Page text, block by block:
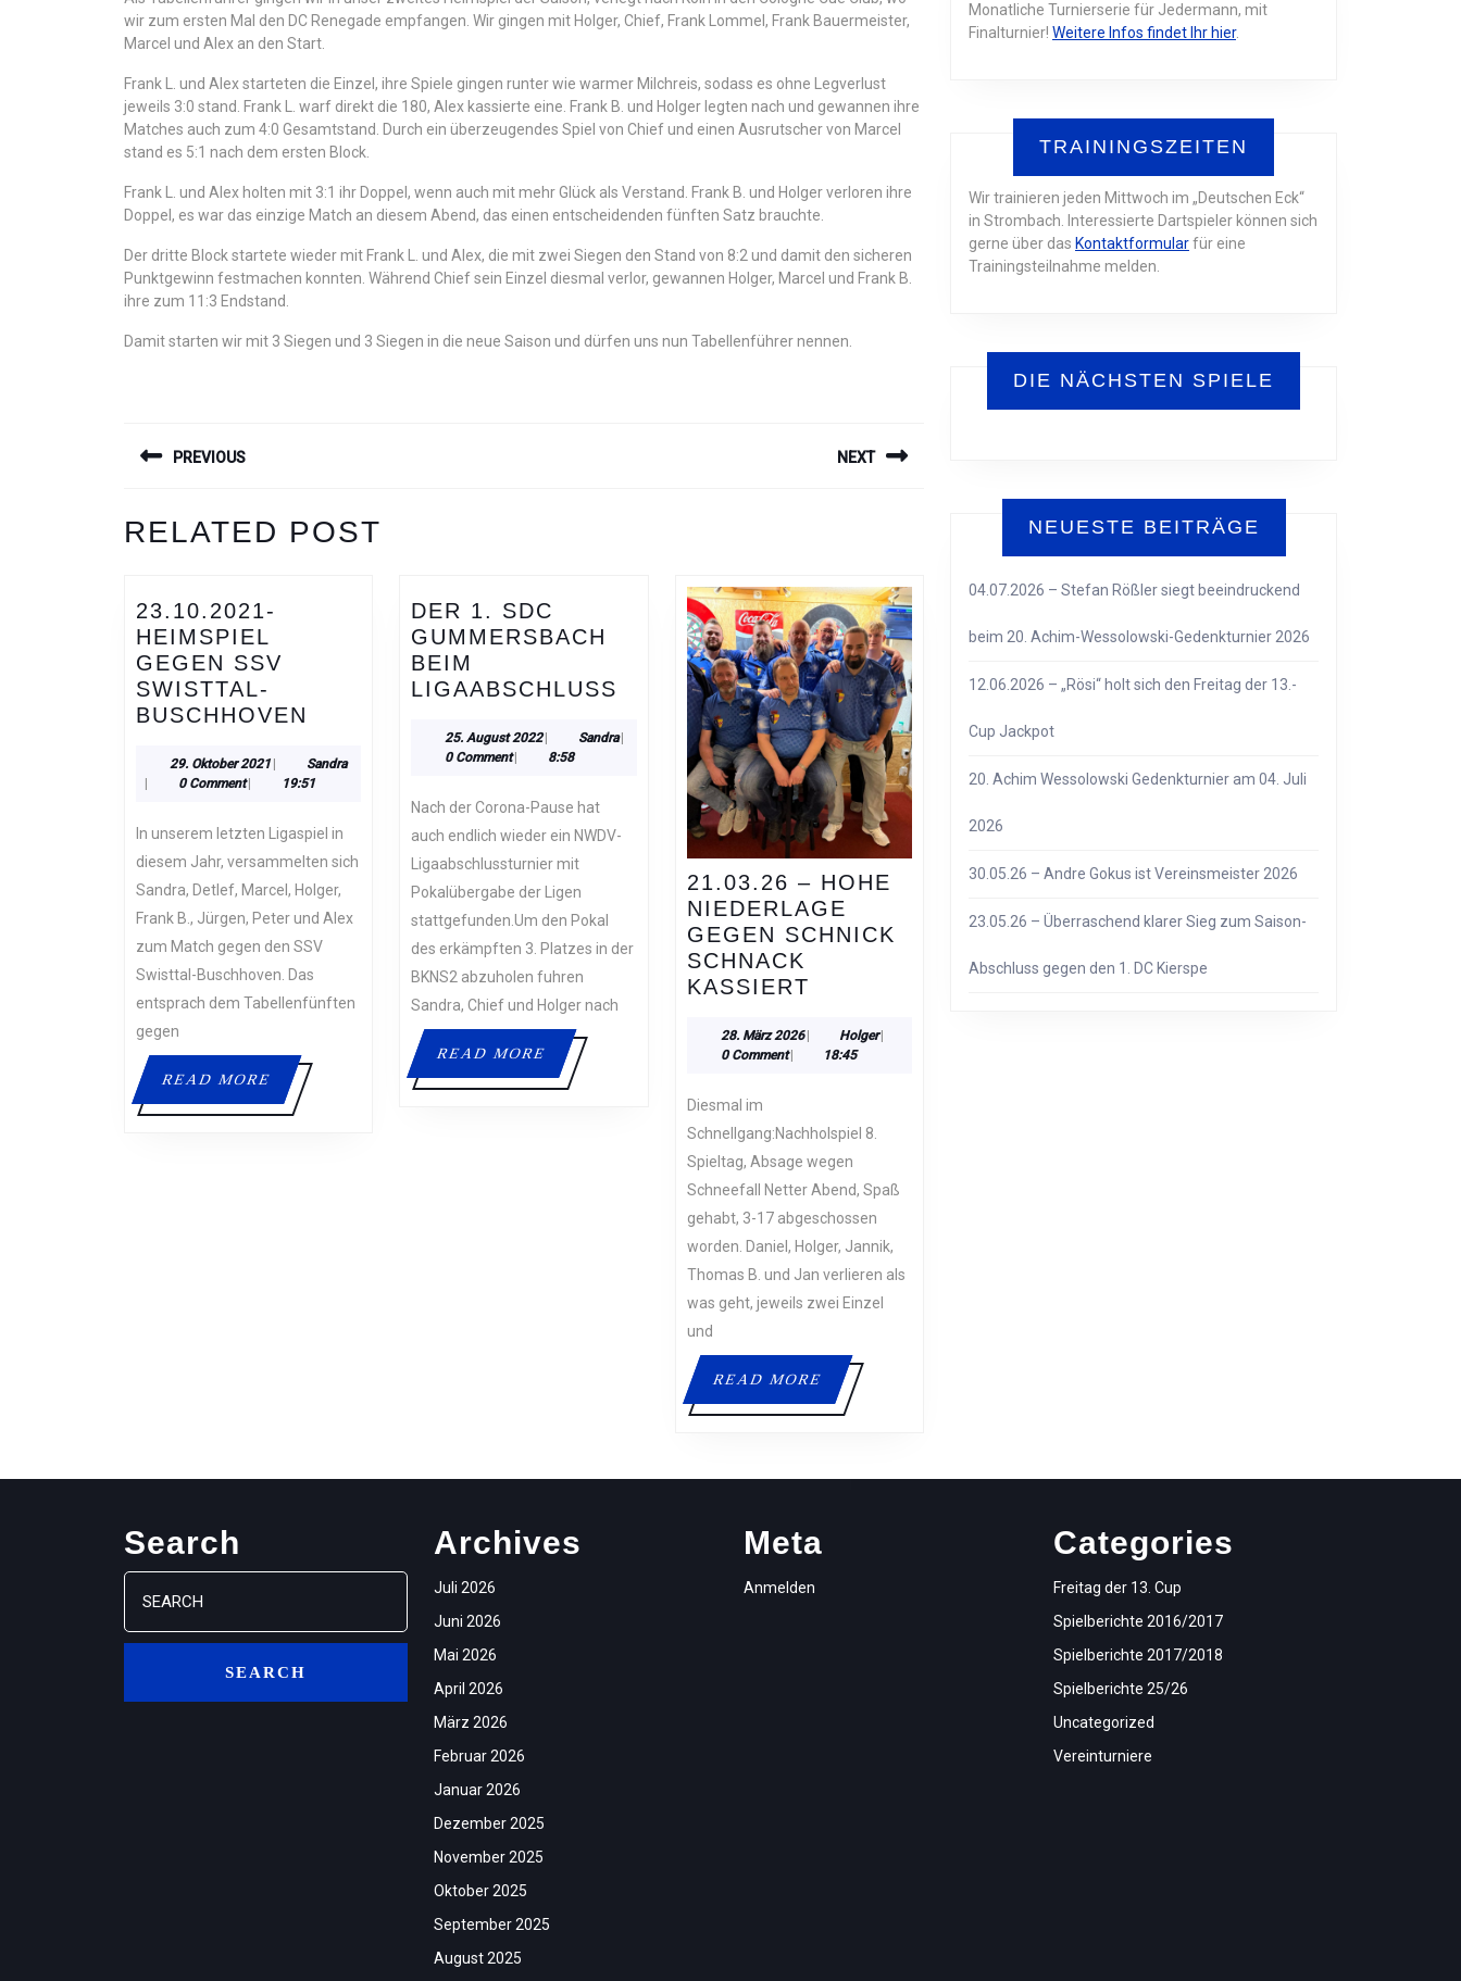
wir zum ersten Mal den DC Renegade empfangen. Wir gingen mit Holger, Chief, Frank Lommel, Frank Bauermeister,
Marcel und Alex an den Start.
Frank L. und Alex starteten die Einzel, ihre Spiele gingen runter wie warmer Milchreis, sodass es ohne Legverlust
jeweils 3:0 stand. Frank L. warf direkt die 180, Alex kassierte eine. Frank B. und Holger legten nach und gewannen ihre
Matches auch zum 4:0 Gesamtstand. Durch ein überzeugendes Spiel von Chief und einen Ausrutscher von Marcel
stand es 5:1 nach dem ersten Block.
Frank L. und Alex holten mit 3:1 ihr Doppel, wenn auch mit mehr Glück als Verstand. Frank B. und Holger verloren ihre
Doppel, es war das einzige Match an diesem Abend, das einen entscheidenden fünften Satz brauchte.
Der dritte Block startete wieder mit Frank L. und Alex, die mit zwei Siegen den Stand von 8:2 und damit den sicheren
Punktgewinn festmachen konnten. Während Chief sein Einzel diesmal verlor, gewannen Holger, Marcel und Frank B.
ihre zum 11:3 Endstand.
Damit starten wir mit 3 Siegen und 3 Siegen in die neue Saison und dürfen uns nun Tabellenführer nennen.
PREVIOUS
post:
NEXT
RELATED POST
23.10.2021-
HEIMSPIEL
GEGEN SSV
SWISTTAL-
BUSCHHOVEN
GEGEN
SSV
SWISTTAL-
BUSCHHOVEN
29. Oktober 202129.
Oktober
| SandraSandra
|
0 Comment| 19:51
diesem Jahr, versammelten sich
Sandra, Detlef, Marcel, Holger,
Frank B., Jürgen, Peter und Alex
zum Match gegen den SSV
Swisttal-Buschhoven. Das
entsprach dem Tabellenfünften
gegen
READ MOREREAD
MORE
DER 1. SDC
GUMMERSBACH
BEIM
LIGAABSCHLUSS
SDC
GUMMERSBACH
LIGAABSCHLUSS
25. August 202225.
August
| SandraSandra
|
0 Comment| 8:58
Nach der Corona-Pause hat
auch endlich wieder ein NWDV-
Ligaabschlussturnier mit
Pokalübergabe der Ligen
stattgefunden.Um den Pokal
des erkämpften 3. Platzes in der
BKNS2 abzuholen fuhren
Sandra, Chief und Holger nach
READ MOREREAD
MORE
21.03.26 – HOHE
NIEDERLAGE
GEGEN SCHNICK
SCHNACK
KASSIERT
HOHE
NIEDERLAGE
SCHNACK
KASSIERT
28. März 202628.
März
| HolgerHolger
|
0 Comment| 18:45
Diesmal im
Schnellgang:Nachholspiel 8.
Spieltag, Absage wegen
Schneefall Netter Abend, Spaß
gehabt, 3-17 abgeschossen
worden. Daniel, Holger, Jannik,
Thomas B. und Jan verlieren als
was geht, jeweils zwei Einzel
und
READ MOREREAD
MORE
Monatliche Turnierserie für Jedermann, mit
Finalturnier! Weitere Infos findet Ihr hier.
TRAININGSZEITEN
Wir trainieren jeden Mittwoch im „Deutschen Eck“
in Strombach. Interessierte Dartspieler können sich
gerne über das Kontaktformularfür eine
Trainingsteilnahme melden.
DIE NÄCHSTEN SPIELE
NEUESTE BEITRÄGE
04.07.2026 – Stefan Rößler siegt beeindruckend
beim 20. Achim-Wessolowski-Gedenkturnier 2026
12.06.2026 – „Rösi“ holt sich den Freitag der 13.-
Cup Jackpot
20. Achim Wessolowski Gedenkturnier am 04. Juli
2026
30.05.26 – Andre Gokus ist Vereinsmeister 2026
23.05.26 – Überraschend klarer Sieg zum Saison-
Abschluss gegen den 1. DC Kierspe
Search
Search
for:
Archives
Juli 2026
Juni 2026
Mai 2026
April 2026
März 2026
Februar 2026
Januar 2026
Dezember 2025
November 2025
Oktober 2025
September 2025
August 2025
Meta
Anmelden
Categories
Freitag der 13. Cup
Spielberichte 2016/2017
Spielberichte 2017/2018
Spielberichte 25/26
Uncategorized
Vereinturniere